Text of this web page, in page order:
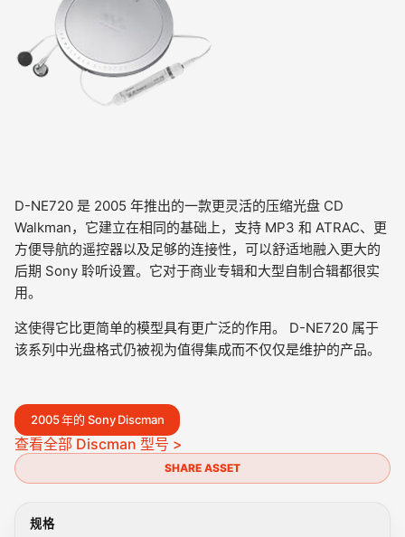
D-NE720 是 2005 年推出的一款更灵活的压缩光盘 CD
Walkman，它建立在相同的基础上，支持 MP3 和 ATRAC、更
方便导航的遥控器以及足够的连接性，可以舒适地融入更大的
后期 Sony 聆听设置。它对于商业专辑和大型自制合辑都很实
用。
这使得它比更简单的模型具有更广泛的作用。 D-NE720 属于
该系列中光盘格式仍被视为值得集成而不仅仅是维护的产品。
2005 年的 Sony Discman
查看全部 Discman 型号 >
SHARE ASSET
规格